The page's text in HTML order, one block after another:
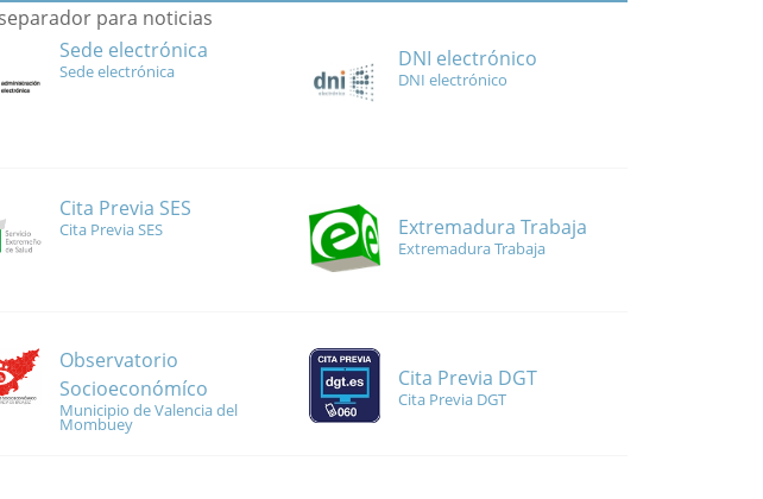
Sede electrónica
Sede electrónica DNI electrónico
DNI electrónico
Cita Previa SES
Cita Previa SES Extremadura Trabaja
Extremadura Trabaja
Observatorio
Socioeconómíco
Municipio de Valencia del
Mombuey
Cita Previa DGT
Cita Previa DGT